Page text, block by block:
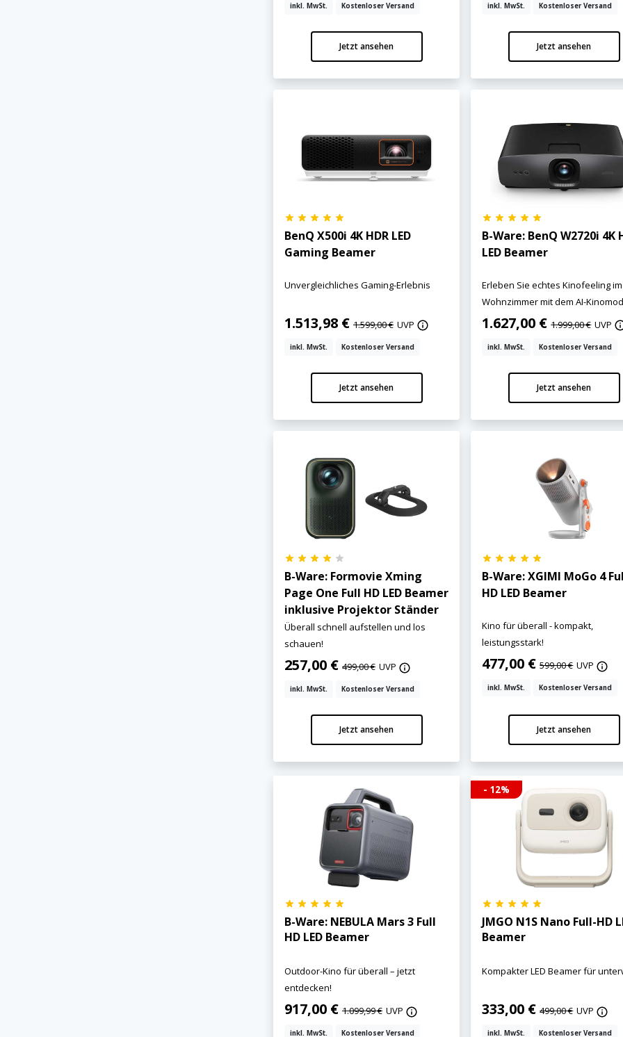
inkl. MwSt. Kostenloser Versand
Jetzt ansehen
inkl. MwSt. Kostenloser Versand
Jetzt ansehen
BenQ X500i 4K HDR LED
Gaming Beamer
Unvergleichliches Gaming-Erlebnis
1.513,98 € 1.599,00 € UVP
inkl. MwSt. Kostenloser Versand
Jetzt ansehen
B-Ware: BenQ W2720i 4K
LED Beamer
Erleben Sie echtes Kinofeeling im
Wohnzimmer mit dem AI-
1.627,00 €1.999,00 € UVP
inkl. MwSt. Kostenloser Versand
Jetzt ansehen
B-Ware: Formovie Xming
Page One Full HD LED Beamer
inklusive Projektor Ständer
Überall schnell aufstellen und los
schauen!
257,00 € 499,00 € UVP
inkl. MwSt. Kostenloser Versand
Jetzt ansehen
B-Ware: XGIMI MoGo 4
HD LED Beamer
Kino für überall - kompakt,
leistungsstark!
477,00 €599,00 € UVP
inkl. MwSt. Kostenloser Versand
Jetzt ansehen
B-Ware: NEBULA Mars 3 Full
HD LED Beamer
Outdoor-Kino für überall – jetzt
entdecken!
917,00 € 1.099,99 € UVP
inkl. MwSt. Kostenloser Versand
- 12%
JMGO N1S Nano Full-HD
Beamer
Kompakter LED Beamer für
333,00 €499,00 € UVP
inkl. MwSt. Kostenloser Versand